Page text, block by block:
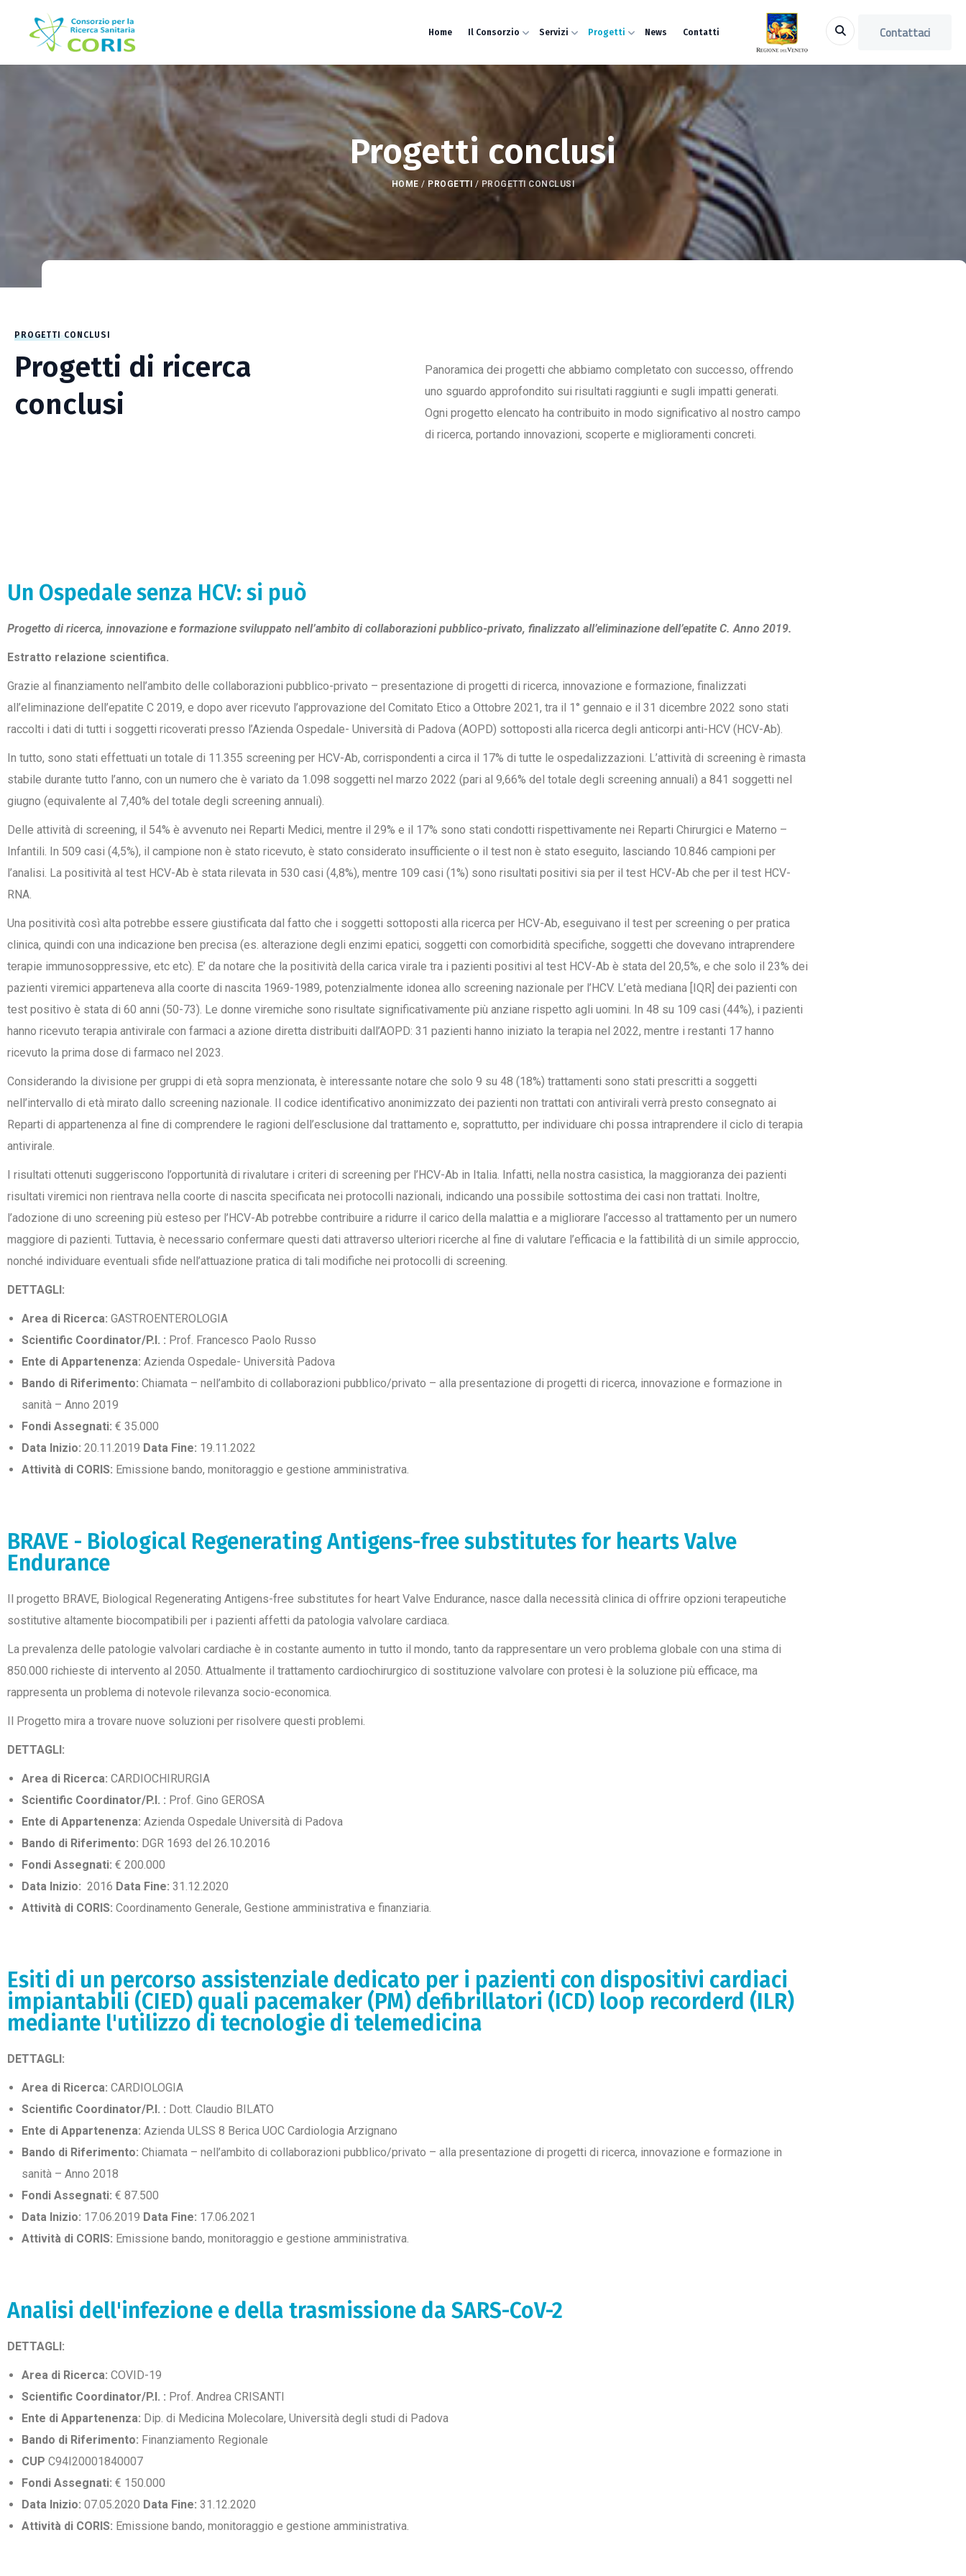
Contattaci
Home Il Consorzio Servizi Progetti News Contatti
Progetti conclusi
HOME / PROGETTI / PROGETTI CONCLUSI
PROGETTI CONCLUSI
Progetti di ricerca
conclusi
Panoramica dei progetti che abbiamo completato con successo, offrendo
uno sguardo approfondito sui risultati raggiunti e sugli impatti generati.
Ogni progetto elencato ha contribuito in modo significativo al nostro campo
di ricerca, portando innovazioni, scoperte e miglioramenti concreti.
Un Ospedale senza HCV: si può
Progetto di ricerca, innovazione e formazione sviluppato nell’ambito di collaborazioni pubblico-privato, finalizzato all’eliminazione dell’epatite C. Anno 2019.
Estratto relazione scientifica.
Grazie al finanziamento nell’ambito delle collaborazioni pubblico-privato – presentazione di progetti di ricerca, innovazione e formazione, finalizzati
all’eliminazione dell’epatite C 2019, e dopo aver ricevuto l’approvazione del Comitato Etico a Ottobre 2021, tra il 1° gennaio e il 31 dicembre 2022 sono stati
raccolti i dati di tutti i soggetti ricoverati presso l’Azienda Ospedale- Università di Padova (AOPD) sottoposti alla ricerca degli anticorpi anti-HCV (HCV-Ab).
In tutto, sono stati effettuati un totale di 11.355 screening per HCV-Ab, corrispondenti a circa il 17% di tutte le ospedalizzazioni. L’attività di screening è rimasta
stabile durante tutto l’anno, con un numero che è variato da 1.098 soggetti nel marzo 2022 (pari al 9,66% del totale degli screening annuali) a 841 soggetti nel
giugno (equivalente al 7,40% del totale degli screening annuali).
Delle attività di screening, il 54% è avvenuto nei Reparti Medici, mentre il 29% e il 17% sono stati condotti rispettivamente nei Reparti Chirurgici e Materno –
Infantili. In 509 casi (4,5%), il campione non è stato ricevuto, è stato considerato insufficiente o il test non è stato eseguito, lasciando 10.846 campioni per
l’analisi. La positività al test HCV-Ab è stata rilevata in 530 casi (4,8%), mentre 109 casi (1%) sono risultati positivi sia per il test HCV-Ab che per il test HCV-
RNA.
Una positività così alta potrebbe essere giustificata dal fatto che i soggetti sottoposti alla ricerca per HCV-Ab, eseguivano il test per screening o per pratica
clinica, quindi con una indicazione ben precisa (es. alterazione degli enzimi epatici, soggetti con comorbidità specifiche, soggetti che dovevano intraprendere
terapie immunosoppressive, etc etc). E’ da notare che la positività della carica virale tra i pazienti positivi al test HCV-Ab è stata del 20,5%, e che solo il 23% dei
pazienti viremici apparteneva alla coorte di nascita 1969-1989, potenzialmente idonea allo screening nazionale per l’HCV. L’età mediana [IQR] dei pazienti con
test positivo è stata di 60 anni (50-73). Le donne viremiche sono risultate significativamente più anziane rispetto agli uomini. In 48 su 109 casi (44%), i pazienti
hanno ricevuto terapia antivirale con farmaci a azione diretta distribuiti dall’AOPD: 31 pazienti hanno iniziato la terapia nel 2022, mentre i restanti 17 hanno
ricevuto la prima dose di farmaco nel 2023.
Considerando la divisione per gruppi di età sopra menzionata, è interessante notare che solo 9 su 48 (18%) trattamenti sono stati prescritti a soggetti
nell’intervallo di età mirato dallo screening nazionale. Il codice identificativo anonimizzato dei pazienti non trattati con antivirali verrà presto consegnato ai
Reparti di appartenenza al fine di comprendere le ragioni dell’esclusione dal trattamento e, soprattutto, per individuare chi possa intraprendere il ciclo di terapia
antivirale.
I risultati ottenuti suggeriscono l’opportunità di rivalutare i criteri di screening per l’HCV-Ab in Italia. Infatti, nella nostra casistica, la maggioranza dei pazienti
risultati viremici non rientrava nella coorte di nascita specificata nei protocolli nazionali, indicando una possibile sottostima dei casi non trattati. Inoltre,
l’adozione di uno screening più esteso per l’HCV-Ab potrebbe contribuire a ridurre il carico della malattia e a migliorare l’accesso al trattamento per un numero
maggiore di pazienti. Tuttavia, è necessario confermare questi dati attraverso ulteriori ricerche al fine di valutare l’efficacia e la fattibilità di un simile approccio,
nonché individuare eventuali sfide nell’attuazione pratica di tali modifiche nei protocolli di screening.
DETTAGLI:
Area di Ricerca: GASTROENTEROLOGIA
Scientific Coordinator/P.I. : Prof. Francesco Paolo Russo
Ente di Appartenenza: Azienda Ospedale- Università Padova
Bando di Riferimento: Chiamata – nell’ambito di collaborazioni pubblico/privato – alla presentazione di progetti di ricerca, innovazione e formazione in
sanità – Anno 2019
Fondi Assegnati: € 35.000
Data Inizio: 20.11.2019 Data Fine: 19.11.2022
Attività di CORIS: Emissione bando, monitoraggio e gestione amministrativa.
BRAVE - Biological Regenerating Antigens-free substitutes for hearts Valve
Endurance
Il progetto BRAVE, Biological Regenerating Antigens-free substitutes for heart Valve Endurance, nasce dalla necessità clinica di offrire opzioni terapeutiche
sostitutive altamente biocompatibili per i pazienti affetti da patologia valvolare cardiaca.
La prevalenza delle patologie valvolari cardiache è in costante aumento in tutto il mondo, tanto da rappresentare un vero problema globale con una stima di
850.000 richieste di intervento al 2050. Attualmente il trattamento cardiochirurgico di sostituzione valvolare con protesi è la soluzione più efficace, ma
rappresenta un problema di notevole rilevanza socio-economica.
Il Progetto mira a trovare nuove soluzioni per risolvere questi problemi.
DETTAGLI:
Area di Ricerca: CARDIOCHIRURGIA
Scientific Coordinator/P.I. : Prof. Gino GEROSA
Ente di Appartenenza: Azienda Ospedale Università di Padova
Bando di Riferimento: DGR 1693 del 26.10.2016
Fondi Assegnati: € 200.000
Data Inizio: 2016 Data Fine: 31.12.2020
Attività di CORIS: Coordinamento Generale, Gestione amministrativa e finanziaria.
Esiti di un percorso assistenziale dedicato per i pazienti con dispositivi cardiaci
impiantabili (CIED) quali pacemaker (PM) defibrillatori (ICD) loop recorderd (ILR)
mediante l'utilizzo di tecnologie di telemedicina
DETTAGLI:
Area di Ricerca: CARDIOLOGIA
Scientific Coordinator/P.I. : Dott. Claudio BILATO
Ente di Appartenenza: Azienda ULSS 8 Berica UOC Cardiologia Arzignano
Bando di Riferimento: Chiamata – nell’ambito di collaborazioni pubblico/privato – alla presentazione di progetti di ricerca, innovazione e formazione in
sanità – Anno 2018
Fondi Assegnati: € 87.500
Data Inizio: 17.06.2019 Data Fine: 17.06.2021
Attività di CORIS: Emissione bando, monitoraggio e gestione amministrativa.
Analisi dell'infezione e della trasmissione da SARS-CoV-2
DETTAGLI:
Area di Ricerca: COVID-19
Scientific Coordinator/P.I. : Prof. Andrea CRISANTI
Ente di Appartenenza: Dip. di Medicina Molecolare, Università degli studi di Padova
Bando di Riferimento: Finanziamento Regionale
CUP C94I20001840007
Fondi Assegnati: € 150.000
Data Inizio: 07.05.2020 Data Fine: 31.12.2020
Attività di CORIS: Emissione bando, monitoraggio e gestione amministrativa.